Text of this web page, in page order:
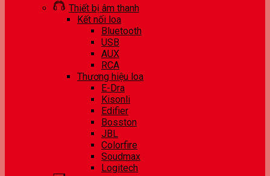
Thiết bị âm thanh
Kết nối loa
Bluetooth
USB
AUX
RCA
Thương hiệu loa
E-Dra
Kisonli
Edifier
Bosston
JBL
Colorfire
Soudmax
Logitech